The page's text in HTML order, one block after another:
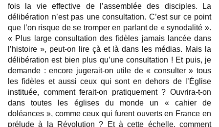
fois la vie effective de l’assemblée des disciples. La
délibération n’est pas une consultation. C’est sur ce point
que l’on risque de se tromper en parlant de « synodalité ».
« Plus large consultation des fidèles jamais lancée dans
l’histoire », peut-on lire çà et là dans les médias. Mais la
délibération est bien plus qu’une consultation ! Et puis, je
demande : encore jugerait-on utile de « consulter » tous
les fidèles et aussi ceux qui sont en dehors de l’Église
instituée, comment ferait-on pratiquement ? Ouvrira-t-on
dans toutes les églises du monde un « cahier de
doléances », comme ceux qui furent ouverts en France en
prélude à la Révolution ? Et à cette échelle, comment